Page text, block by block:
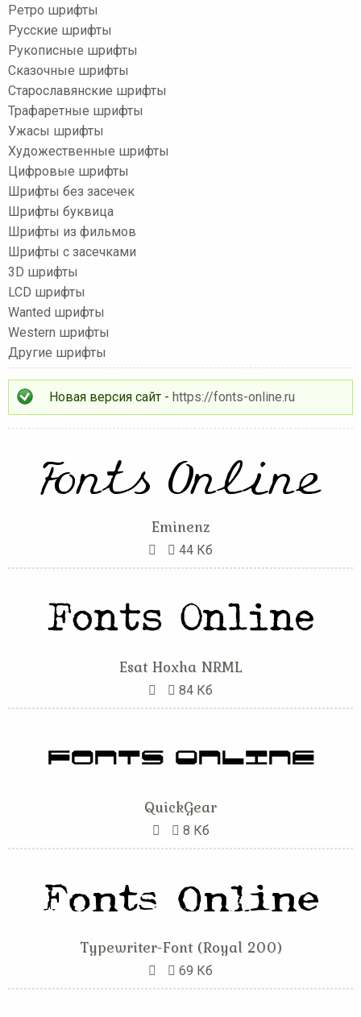
Новая версия сайт - https://fonts-online.ru
Eminenz
44 Кб
Esat Hoxha NRML
84 Кб
QuickGear
8 Кб
Typewriter-Font (Royal 200)
69 Кб
Ретро шрифты
Русские шрифты
Рукописные шрифты
Сказочные шрифты
Старославянские шрифты
Трафаретные шрифты
Ужасы шрифты
Художественные шрифты
Цифровые шрифты
Шрифты без засечек
Шрифты буквица
Шрифты из фильмов
Шрифты с засечками
3D шрифты
LCD шрифты
Wanted шрифты
Western шрифты
Другие шрифты